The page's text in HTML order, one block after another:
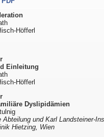
Höfferl
Einleitung
Höfferl
Dyslipidämien
Abteilung und Karl Landsteiner-
Hietzing, Wien